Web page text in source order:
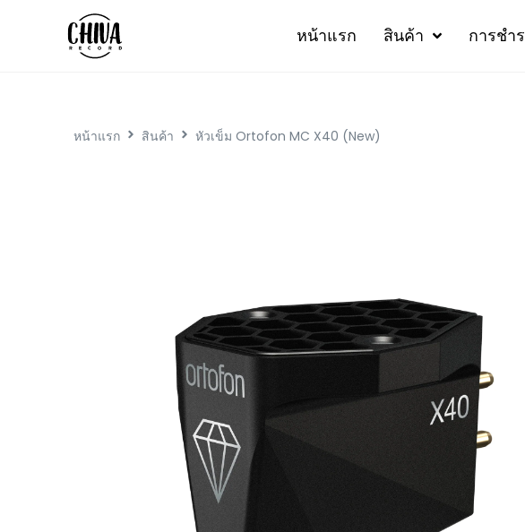
หน้าแรก สินค้า การชำ
หน้าแรก สินค้า หัวเข็ม Ortofon MC X40 (New)